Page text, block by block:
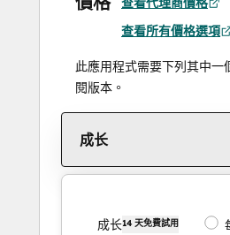
查看所有價格選項
此應用程式需要下列其中
閱版本。
成长
成长14 天免費試用